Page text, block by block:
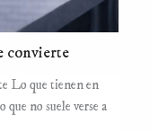
convierte
Lo que tienen en
que no suele verse a